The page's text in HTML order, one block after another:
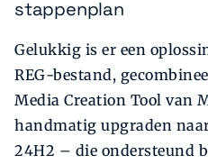
stappenplan
Gelukkig is er een
REG-bestand,
Media Creation Tool van
handmatig upgraden
24H2 – die ondersteund